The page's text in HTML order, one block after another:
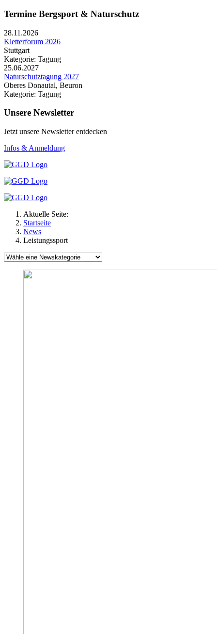
Termine Bergsport & Naturschutz
28.11.2026
Kletterforum 2026
Stuttgart
Kategorie: Tagung
25.06.2027
Naturschutztagung 2027
Oberes Donautal, Beuron
Kategorie: Tagung
Unsere Newsletter
Jetzt unsere Newsletter entdecken
Infos & Anmeldung
Aktuelle Seite:
Startseite
News
Leistungssport